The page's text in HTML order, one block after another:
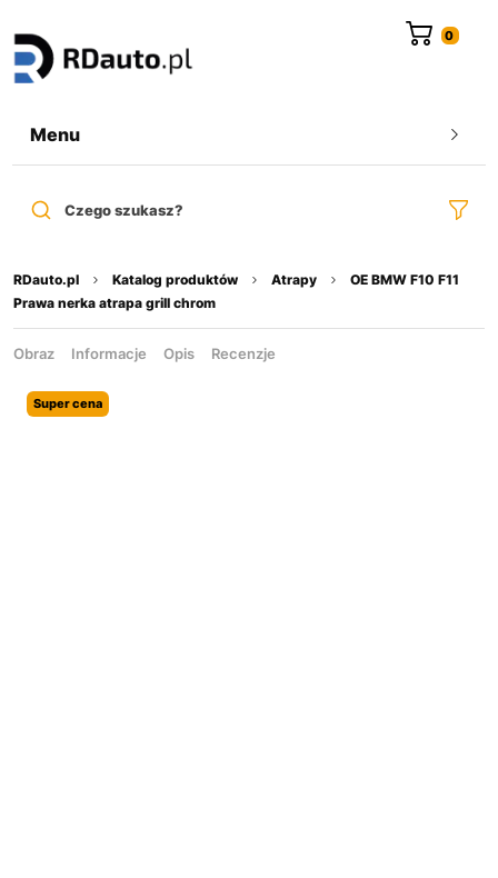
Menu
Czego szukasz?
RDauto.pl Katalog produktów Atrapy
OE BMW F10 F11
Prawa nerka atrapa grill chrom
Obraz Informacje Opis Recenzje
Super cena